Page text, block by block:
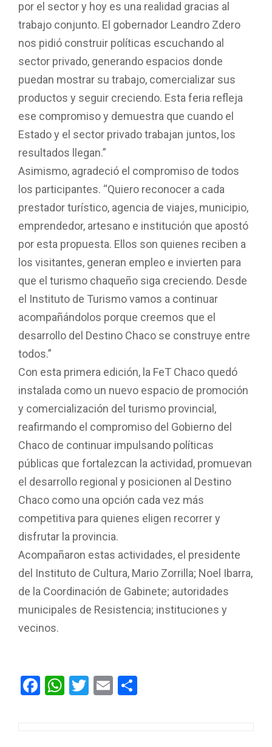
por el sector y hoy es una realidad gracias al
trabajo conjunto. El gobernador Leandro Zdero
nos pidió construir políticas escuchando al
sector privado, generando espacios donde
puedan mostrar su trabajo, comercializar sus
productos y seguir creciendo. Esta feria refleja
ese compromiso y demuestra que cuando el
Estado y el sector privado trabajan juntos, los
resultados llegan.”
Asimismo, agradeció el compromiso de todos
los participantes. “Quiero reconocer a cada
prestador turístico, agencia de viajes, municipio,
emprendedor, artesano e institución que apostó
por esta propuesta. Ellos son quienes reciben a
los visitantes, generan empleo e invierten para
que el turismo chaqueño siga creciendo. Desde
el Instituto de Turismo vamos a continuar
acompañándolos porque creemos que el
desarrollo del Destino Chaco se construye entre
todos.”
Con esta primera edición, la FeT Chaco quedó
instalada como un nuevo espacio de promoción
y comercialización del turismo provincial,
reafirmando el compromiso del Gobierno del
Chaco de continuar impulsando políticas
públicas que fortalezcan la actividad, promuevan
el desarrollo regional y posicionen al Destino
Chaco como una opción cada vez más
competitiva para quienes eligen recorrer y
disfrutar la provincia.
Acompañaron estas actividades, el presidente
del Instituto de Cultura, Mario Zorrilla; Noel Ibarra,
de la Coordinación de Gabinete; autoridades
municipales de Resistencia; instituciones y
vecinos.
F
W T
E